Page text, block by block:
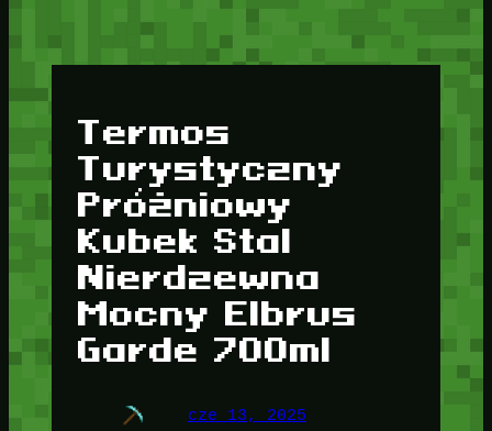
Termos
Turystyczny
Próżniowy
Kubek Stal
Nierdzewna
Mocny Elbrus
Garde 700ml
cze 13, 2025